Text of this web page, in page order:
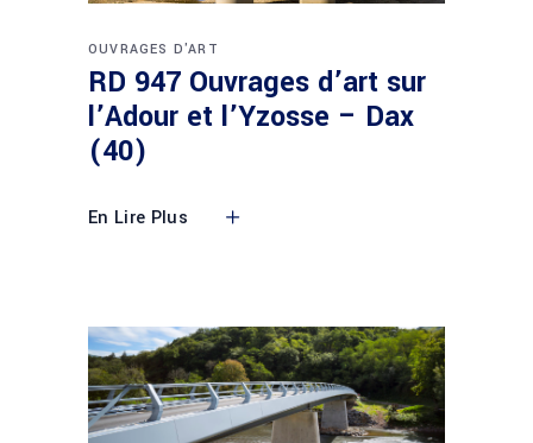
OUVRAGES D'ART
RD 947 Ouvrages d’art sur
l’Adour et l’Yzosse – Dax
(40)
En Lire Plus